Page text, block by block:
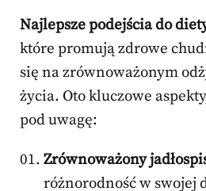
Najlepsze podejścia do
które promują zdrowe
się na zrównoważonym
życia. Oto kluczowe
pod uwagę:
Zrównoważony
różnorodność w swojej